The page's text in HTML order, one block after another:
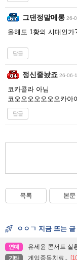
그댄정말메롱 26-
올해도 1황의 시대인가
답글
정신줄놨죠 26-06-
코카콜라 아님
코오오오오오오오카아
답글
목록 본문
ㅇㅇㄱ 지금 뜨는 글
연예 유세윤 콘서트 실
기타 게임중독치료..